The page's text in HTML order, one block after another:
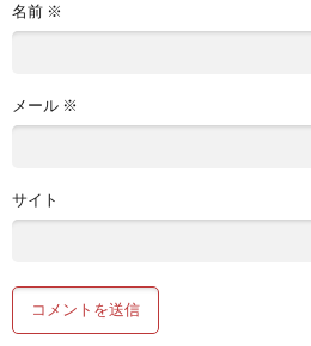
名前 ※
メール ※
サイト